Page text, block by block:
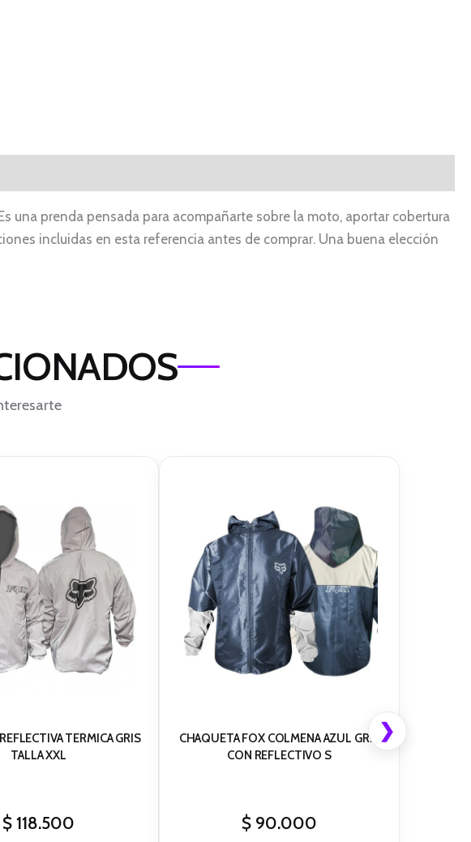
una prenda pensada para acompañarte sobre la moto, aportar cobertura
incluidas en esta referencia antes de comprar. Una buena elección
TERMICA GRIS
TALLA XXL
$ 118.500
CHAQUETA FOX COLMENA AZUL GRIS
CON REFLECTIVO S
$ 90.000
❯